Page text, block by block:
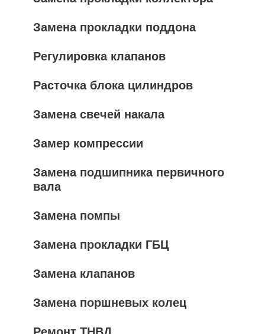
Замена прокладки поддона
Регулировка клапанов
Расточка блока цилиндров
Замена свечей накала
Замер компрессии
Замена подшипника первичного
вала
Замена помпы
Замена прокладки ГБЦ
Замена клапанов
Замена поршневых колец